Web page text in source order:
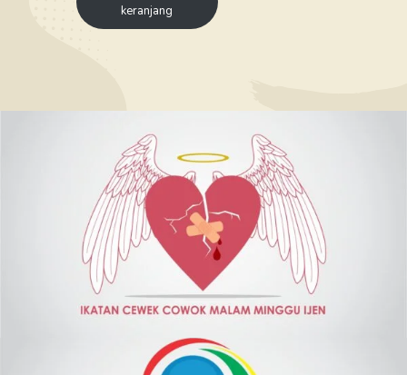
keranjang